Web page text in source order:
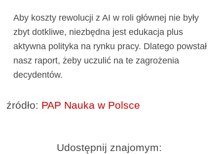
Aby koszty rewolucji z AI w roli głównej nie były
zbyt dotkliwe, niezbędna jest edukacja plus
aktywna polityka na rynku pracy. Dlatego powstał
nasz raport, żeby uczulić na te zagrożenia
decydentów.
źródło: PAP Nauka w Polsce
Udostępnij znajomym: